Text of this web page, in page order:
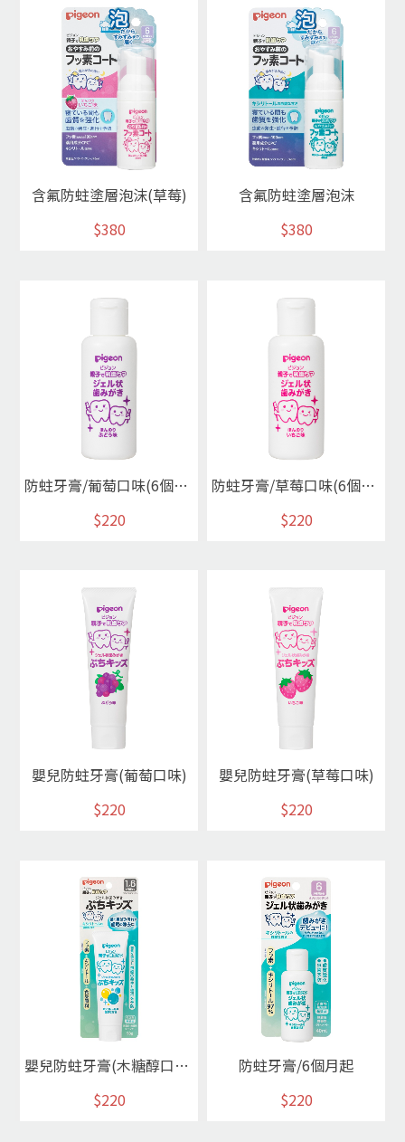
含氟防蛀塗層泡沫(草莓)
$380
含氟防蛀塗層泡沫
$380
防蛀牙膏/葡萄口味(6個月起)
$220
防蛀牙膏/草莓口味(6個月起)
$220
嬰兒防蛀牙膏(葡萄口味)
$220
嬰兒防蛀牙膏(草莓口味)
$220
嬰兒防蛀牙膏(木糖醇口味)
$220
防蛀牙膏/6個月起
$220